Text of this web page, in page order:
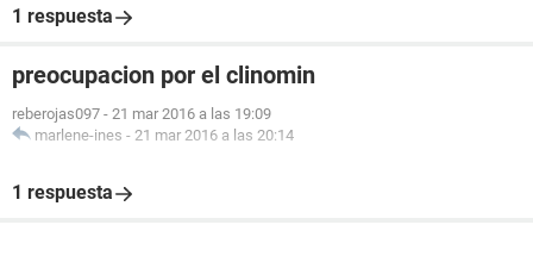
1 respuesta
preocupacion por el clinomin
reberojas097 - 21 mar 2016 a las 19:09
marlene-ines - 21 mar 2016 a las 20:14
1 respuesta